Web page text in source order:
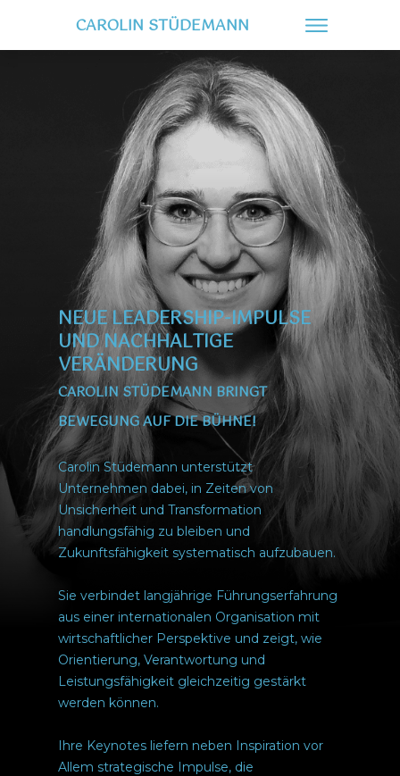
CAROLIN STÜDEMANN
NEUE LEADERSHIP-IMPULSE
UND NACHHALTIGE
VERÄNDERUNG
CAROLIN STÜDEMANN BRINGT
BEWEGUNG AUF DIE BÜHNE!
Carolin Stüdemann unterstützt
Unternehmen dabei, in Zeiten von
Unsicherheit und Transformation
handlungsfähig zu bleiben und
Zukunftsfähigkeit systematisch aufzubauen.
Sie verbindet langjährige Führungserfahrung
aus einer internationalen Organisation mit
wirtschaftlicher Perspektive und zeigt, wie
Orientierung, Verantwortung und
Leistungsfähigkeit gleichzeitig gestärkt
werden können.
Ihre Keynotes liefern neben Inspiration vor
Allem strategische Impulse, die